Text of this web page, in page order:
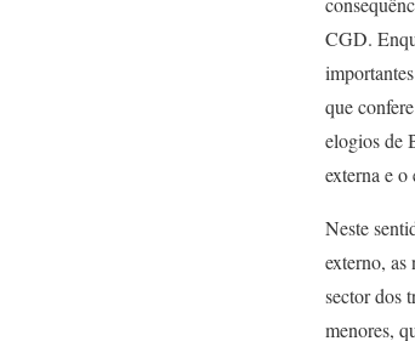
CGD.
que
elogios de
externa e
Neste
externo, as
sector dos
menores,